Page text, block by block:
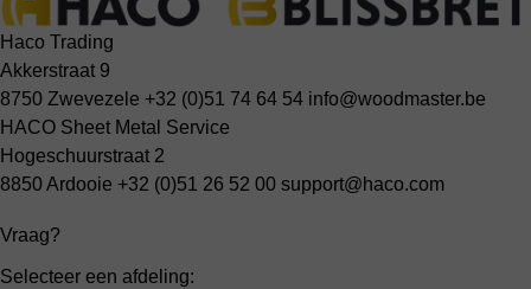
Haco Trading
Akkerstraat 9
8750 Zwevezele +32 (0)51 74 64 54 info@woodmaster.be
HACO Sheet Metal Service
Hogeschuurstraat 2
8850 Ardooie +32 (0)51 26 52 00 support@haco.com
Vraag?
Selecteer een afdeling: